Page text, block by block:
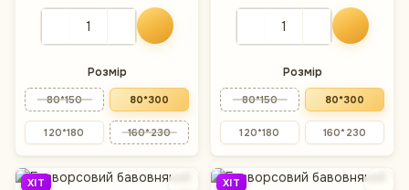
Розмір
80*150 80*300
120*180 160*230
Розмір
80*150 80*300
120*180 160*230
ХІТ
ХІТ